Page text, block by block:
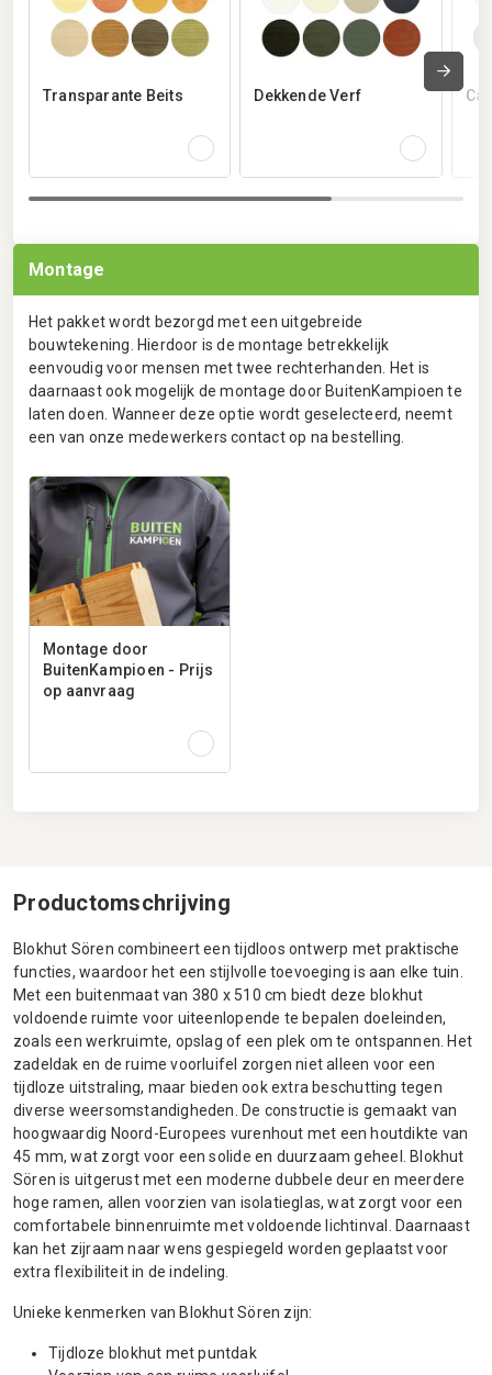
Transparante Beits Dekkende Verf
Montage
Het pakket wordt bezorgd met een uitgebreide
bouwtekening. Hierdoor is de montage betrekkelijk
eenvoudig voor mensen met twee rechterhanden. Het is
daarnaast ook mogelijk de montage door BuitenKampioen te
laten doen. Wanneer deze optie wordt geselecteerd, neemt
een van onze medewerkers contact op na bestelling.
Montage door
BuitenKampioen - Prijs
op aanvraag
Productomschrijving
Blokhut Sören combineert een tijdloos ontwerp met praktische
functies, waardoor het een stijlvolle toevoeging is aan elke tuin.
Met een buitenmaat van 380 x 510 cm biedt deze blokhut
voldoende ruimte voor uiteenlopende te bepalen doeleinden,
zoals een werkruimte, opslag of een plek om te ontspannen. Het
zadeldak en de ruime voorluifel zorgen niet alleen voor een
tijdloze uitstraling, maar bieden ook extra beschutting tegen
diverse weersomstandigheden. De constructie is gemaakt van
hoogwaardig Noord-Europees vurenhout met een houtdikte van
45 mm, wat zorgt voor een solide en duurzaam geheel. Blokhut
Sören is uitgerust met een moderne dubbele deur en meerdere
hoge ramen, allen voorzien van isolatieglas, wat zorgt voor een
comfortabele binnenruimte met voldoende lichtinval. Daarnaast
kan het zijraam naar wens gespiegeld worden geplaatst voor
extra flexibiliteit in de indeling.
Unieke kenmerken van Blokhut Sören zijn:
Tijdloze blokhut met puntdak